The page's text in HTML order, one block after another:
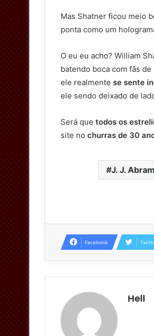
Mas Shatner ficou meio
ponta como um
O eu eu acho? William
batendo boca com fãs
ele realmente se sente
ele sendo deixado de
Será que todos os
site no churras de 30
J. J.
Facebook
Hell